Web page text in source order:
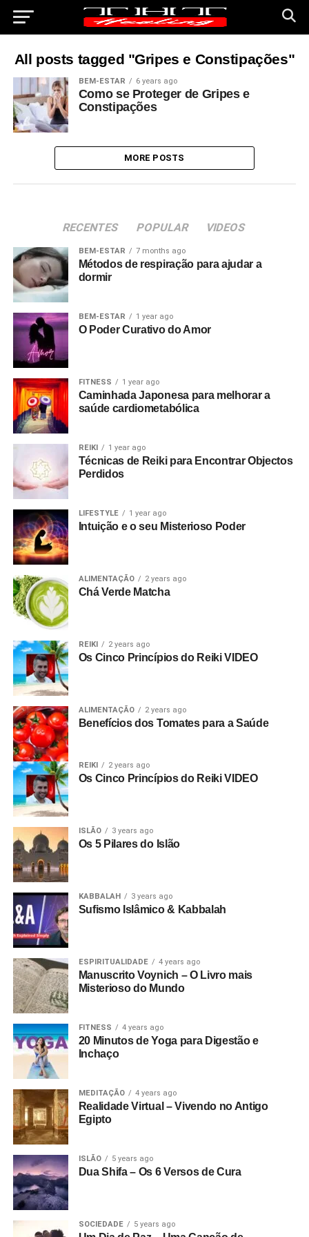
All posts tagged "Gripes e Constipações"
BEM-ESTAR 6 years ago
Como se Proteger de Gripes e
Constipações
MORE POSTS
RECENTES POPULAR VIDEOS
BEM-ESTAR 7 months ago
Métodos de respiração para ajudar a
dormir
BEM-ESTAR 1 year ago
O Poder Curativo do Amor
FITNESS 1 year ago
Caminhada Japonesa para melhorar a
saúde cardiometabólica
REIKI 1 year ago
Técnicas de Reiki para Encontrar Objectos
Perdidos
LIFESTYLE 1 year ago
Intuição e o seu Misterioso Poder
ALIMENTAÇÃO 2 years ago
Chá Verde Matcha
REIKI 2 years ago
Os Cinco Princípios do Reiki VIDEO
ALIMENTAÇÃO 2 years ago
Benefícios dos Tomates para a Saúde
REIKI 2 years ago
Os Cinco Princípios do Reiki VIDEO
ISLÃO 3 years ago
Os 5 Pilares do Islão
KABBALAH 3 years ago
Sufismo Islâmico & Kabbalah
ESPIRITUALIDADE 4 years ago
Manuscrito Voynich – O Livro mais
Misterioso do Mundo
FITNESS 4 years ago
20 Minutos de Yoga para Digestão e
Inchaço
MEDITAÇÃO 4 years ago
Realidade Virtual – Vivendo no Antigo
Egipto
ISLÃO 5 years ago
Dua Shifa – Os 6 Versos de Cura
SOCIEDADE 5 years ago